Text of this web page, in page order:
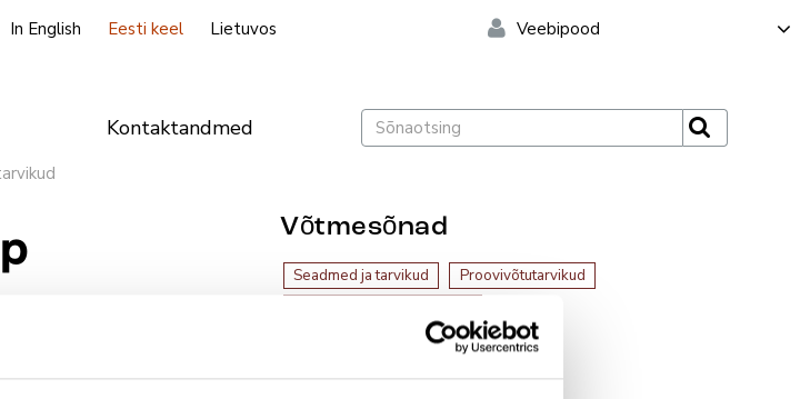
In English Eesti keel Lietuvos Veebipood
Kontaktandmed
Võtmesõnad
Seadmed ja tarvikud
Proovivõtutarvikud